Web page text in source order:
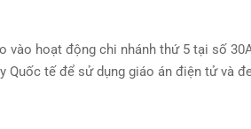
vào hoạt động chi nhánh thứ 5 tại số
Quốc tế để sử dụng giáo án điện tử và